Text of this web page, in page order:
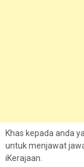
Khas kepada anda
untuk menjawat
iKerajaan.